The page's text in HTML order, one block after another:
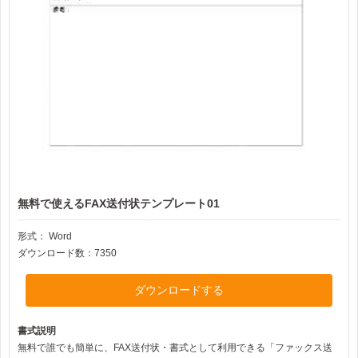
無料で使えるFAX送付状テンプレート01
形式： Word
ダウンロード数：7350
ダウンロードする
書式説明
無料で誰でも簡単に、FAX送付状・書式として利用できる「ファックス送